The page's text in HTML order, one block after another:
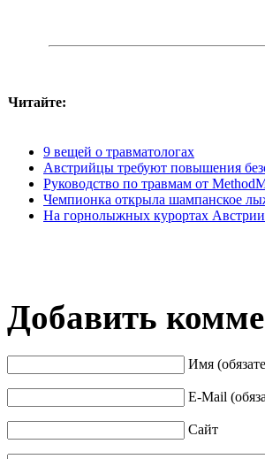
Читайте:
9 вещей о травматологах
Австрийцы требуют повышения
Руководство по травмам от
Чемпионка открыла шампанское
На горнолыжных курортах Австрии
Добавить
Имя
E-Mail
Сайт